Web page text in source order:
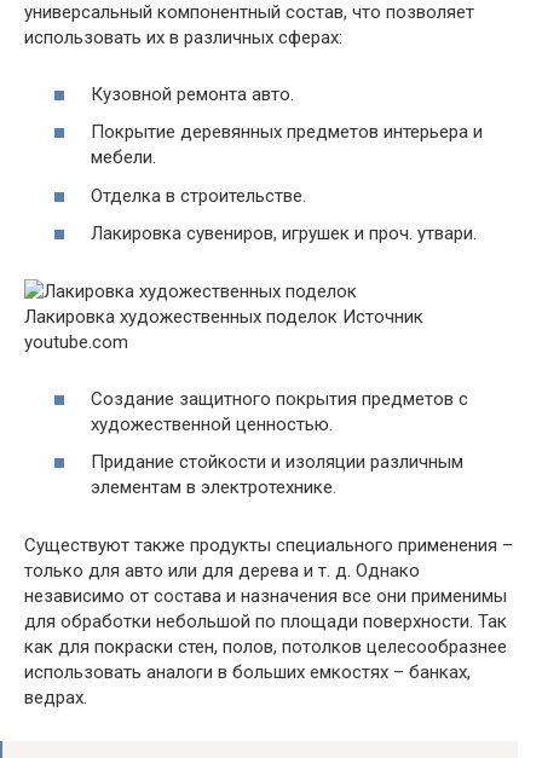
универсальный компонентный состав, что позволяет
использовать их в различных сферах:
Кузовной ремонта авто.
Покрытие деревянных предметов интерьера и
мебели.
Отделка в строительстве.
Лакировка сувениров, игрушек и проч. утвари.
Лакировка художественных поделок Источник
youtube.com
Создание защитного покрытия предметов с
художественной ценностью.
Придание стойкости и изоляции различным
элементам в электротехнике.
Существуют также продукты специального применения –
только для авто или для дерева и т. д. Однако
независимо от состава и назначения все они применимы
для обработки небольшой по площади поверхности. Так
как для покраски стен, полов, потолков целесообразнее
использовать аналоги в больших емкостях – банках,
ведрах.